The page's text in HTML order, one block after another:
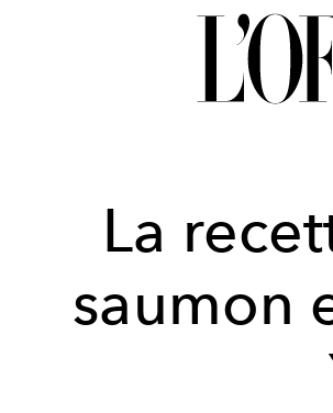
La
saumon